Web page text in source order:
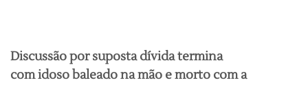
Discussão por suposta dívida termina
com idoso baleado na mão e morto com a